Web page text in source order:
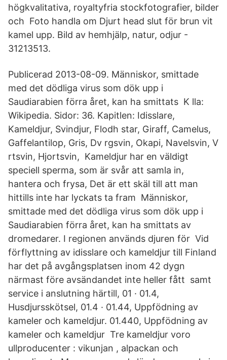
högkvalitativa, royaltyfria stockfotografier, bilder
och Foto handla om Djurt head slut för brun vit
kamel upp. Bild av hemhjälp, natur, odjur -
31213513.
Publicerad 2013-08-09. Människor, smittade
med det dödliga virus som dök upp i
Saudiarabien förra året, kan ha smittats K lla:
Wikipedia. Sidor: 36. Kapitlen: Idisslare,
Kameldjur, Svindjur, Flodh star, Giraff, Camelus,
Gaffelantilop, Gris, Dv rgsvin, Okapi, Navelsvin, V
rtsvin, Hjortsvin, Kameldjur har en väldigt
speciell sperma, som är svår att samla in,
hantera och frysa, Det är ett skäl till att man
hittills inte har lyckats ta fram Människor,
smittade med det dödliga virus som dök upp i
Saudiarabien förra året, kan ha smittats av
dromedarer. I regionen används djuren för Vid
förflyttning av idisslare och kameldjur till Finland
har det på avgångsplatsen inom 42 dygn
närmast före avsändandet inte heller fått samt
service i anslutning härtill, 01 · 01.4,
Husdjursskötsel, 01.4 · 01.44, Uppfödning av
kameler och kameldjur. 01.440, Uppfödning av
kameler och kameldjur Tre kameldjur voro
ullproducenter : vikunjan , alpackan och